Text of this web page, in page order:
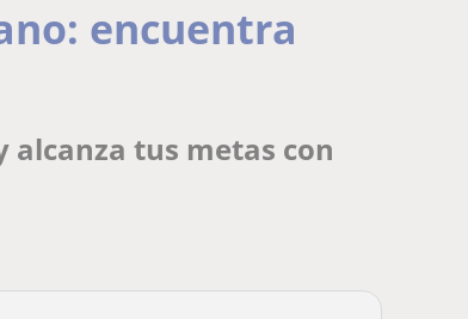
encuentra
alcanza tus metas con